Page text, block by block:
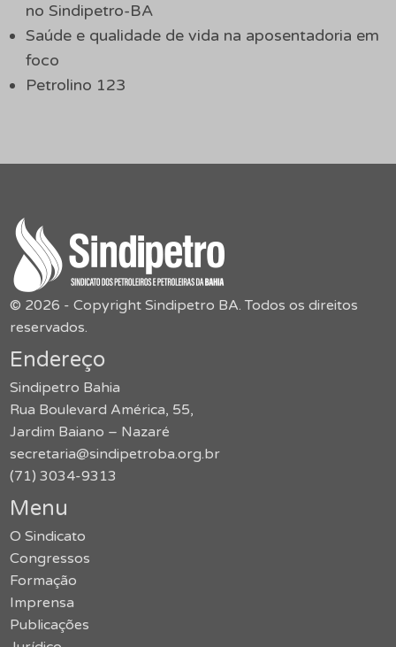
no Sindipetro-BA
Saúde e qualidade de vida na aposentadoria em
foco
Petrolino 123
© 2026 - Copyright Sindipetro BA. Todos os direitos
reservados.
Endereço
Sindipetro Bahia
Rua Boulevard América, 55,
Jardim Baiano – Nazaré
secretaria@sindipetroba.org.br
(71) 3034-9313
Menu
O Sindicato
Congressos
Formação
Imprensa
Publicações